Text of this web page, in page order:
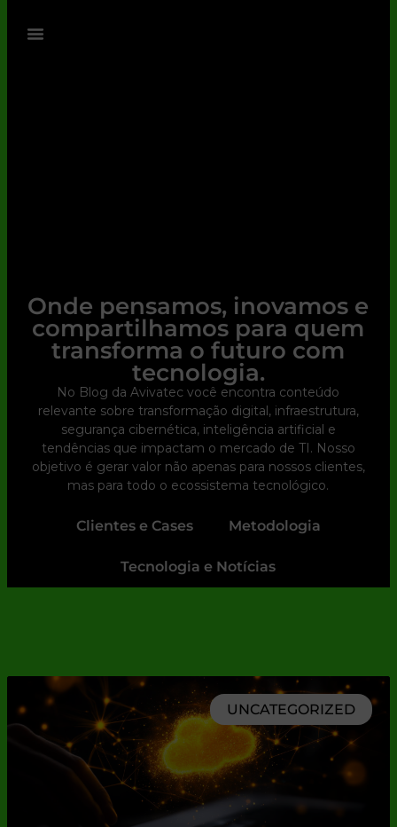
Onde pensamos, inovamos e
compartilhamos para quem
transforma o futuro com
tecnologia.
No Blog da Avivatec você encontra conteúdo
relevante sobre transformação digital, infraestrutura,
segurança cibernética, inteligência artificial e
tendências que impactam o mercado de TI. Nosso
objetivo é gerar valor não apenas para nossos clientes,
mas para todo o ecossistema tecnológico.
Clientes e Cases Metodologia
Tecnologia e Notícias
UNCATEGORIZED